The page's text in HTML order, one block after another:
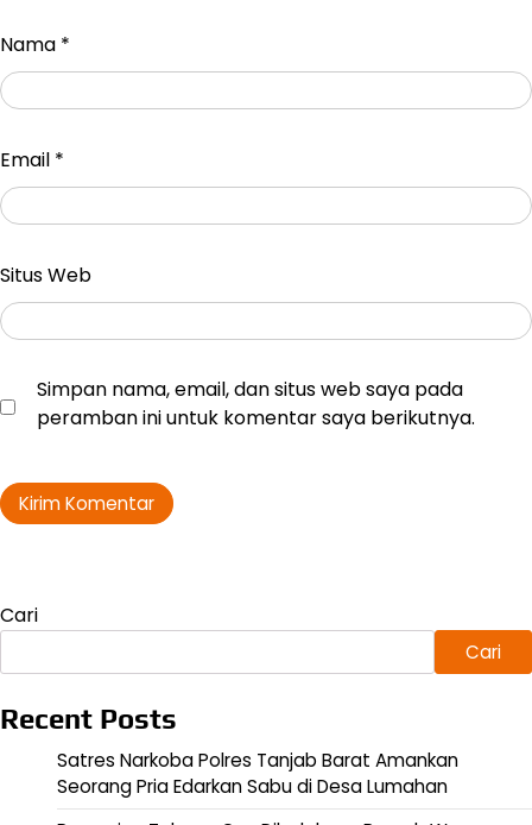
Nama *
Email *
Situs Web
Simpan nama, email, dan situs web saya pada
peramban ini untuk komentar saya berikutnya.
Cari
Cari
Recent Posts
Satres Narkoba Polres Tanjab Barat Amankan
Seorang Pria Edarkan Sabu di Desa Lumahan